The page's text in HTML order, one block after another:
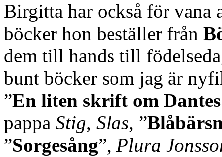
Birgitta har också för vana
böcker hon beställer från
dem till hands till
bunt böcker som jag är
”En liten skrift om
pappa Stig, Slas, ”
”Sorgesång”, Plura